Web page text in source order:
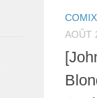
COMIX
AOÛT